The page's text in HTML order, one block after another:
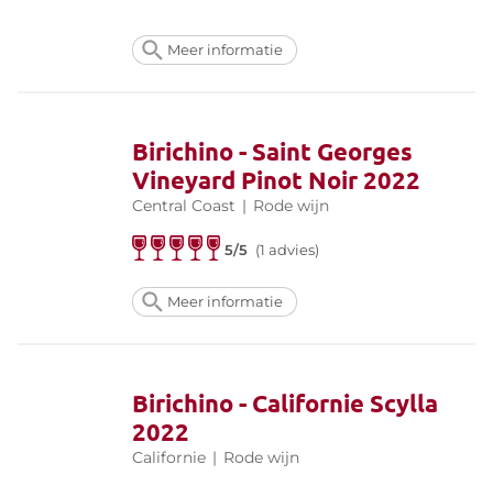
Meer informatie
Birichino - Saint Georges
Vineyard Pinot Noir 2022
Central Coast | Rode wijn
5/5 (1 advies)
Meer informatie
Birichino - Californie Scylla
2022
Californie | Rode wijn